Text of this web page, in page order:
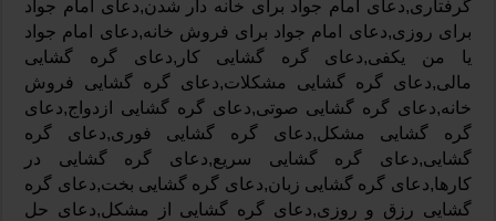
گرفتاری,دعای امام جواد برای خانه دار شدن,دعای امام جواد
برای روزی,دعای امام جواد برای فروش خانه,دعای امام جواد
یا من یکفی,دعای گره گشایی کار,دعای گره گشایی
مالی,دعای گره گشایی مشکلات,دعای گره گشایی فروش
خانه,دعای گره گشایی صوتی,دعای گره گشایی ازدواج,دعای
گره گشایی مشکل,دعای گره گشایی فوری,دعای گره
گشایی,دعای گره گشایی سریع,دعای گره گشایی در
کارها,دعای گره گشایی زبان,دعای گره گشایی بخت,دعای گره
گشایی رزق و روزی,دعای گره گشایی از مشکل,دعای حل